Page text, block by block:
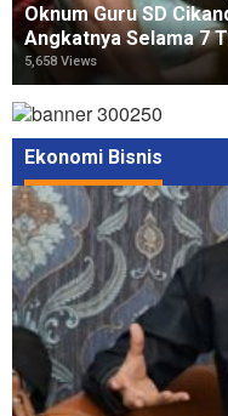
Oknum Guru SD
Angkatnya Selama 7
5,658 Views
Ekonomi Bisnis